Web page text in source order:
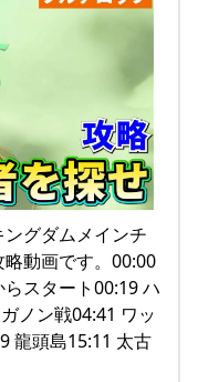
グダムメインチ
動画です。00:00
スタート00:19 ハ
ノン戦04:41 ワッ
龍頭島15:11 太古